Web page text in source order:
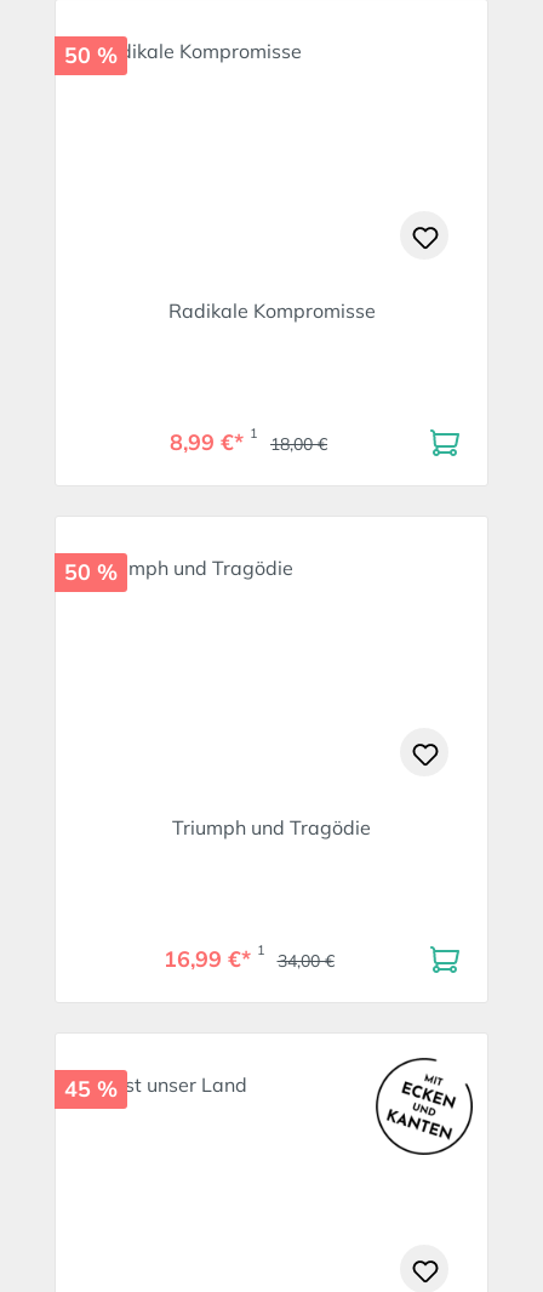
50 %
Radikale Kompromisse
8,99 €* 1 18,00 €
50 %
Triumph und Tragödie
16,99 €* 1 34,00 €
45 %